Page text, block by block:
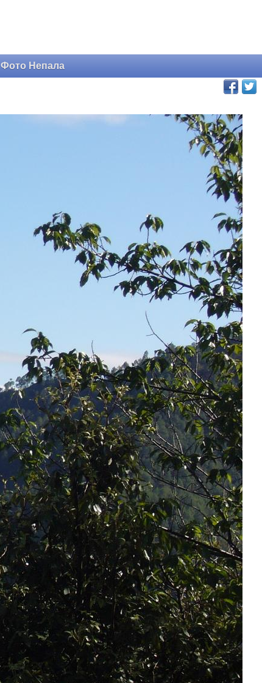
Фото Непала